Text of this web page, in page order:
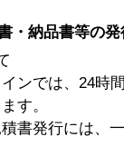
・納品書等の
ンでは、24時
す。
書発行には、